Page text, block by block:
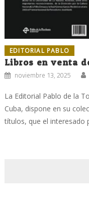
EDITORIAL PABLO
Libros en venta
noviembre 13, 2025
La Editorial Pablo de la
Cuba, dispone en su
títulos, que el interesado